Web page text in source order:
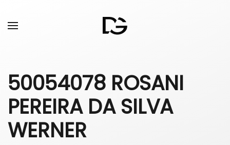
50054078 ROSANI
PEREIRA DA SILVA
WERNER